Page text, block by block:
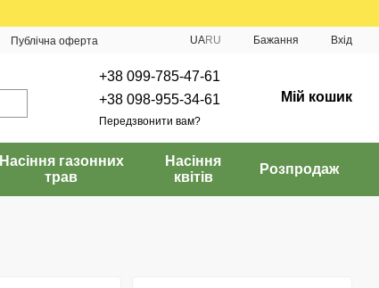
Публічна оферта UARU Бажання Вхід
+38 099-785-47-61
+38 098-955-34-61
Передзвонити вам?
Мій кошик
Насіння газонних
трав
Насіння
квітів
Розпродаж